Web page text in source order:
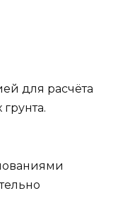
для расчёта